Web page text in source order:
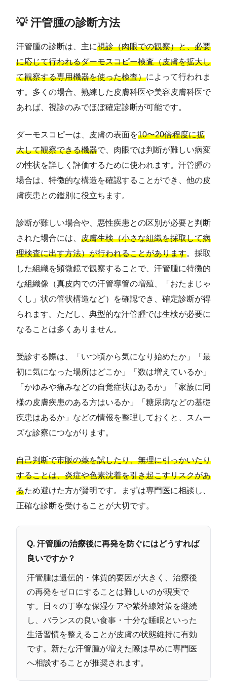
💡 汗管腫の診断方法
汗管腫の診断は、主に視診（肉眼での観察）と、必要
に応じて行われるダーモスコピー検査（皮膚を拡大し
て観察する専用機器を使った検査）によって行われま
す。多くの場合、熟練した皮膚科医や美容皮膚科医で
あれば、視診のみでほぼ確定診断が可能です。
ダーモスコピーは、皮膚の表面を10〜20倍程度に拡
大して観察できる機器で、肉眼では判断が難しい病変
の性状を詳しく評価するために使われます。汗管腫の
場合は、特徴的な構造を確認することができ、他の皮
膚疾患との鑑別に役立ちます。
診断が難しい場合や、悪性疾患との区別が必要と判断
された場合には、 皮膚生検（小さな組織を採取して病
理検査に出す方法）が行われることがあります。採取
した組織を顕微鏡で観察することで、汗管腫に特徴的
な組織像（真皮内での汗管導管の増殖、「おたまじゃ
くし」状の管状構造など）を確認でき、確定診断が得
られます。ただし、典型的な汗管腫では生検が必要に
なることは多くありません。
受診する際は、「いつ頃から気になり始めたか」「最
初に気になった場所はどこか」「数は増えているか」
「かゆみや痛みなどの自覚症状はあるか」「家族に同
様の皮膚疾患のある方はいるか」「糖尿病などの基礎
疾患はあるか」などの情報を整理しておくと、スムー
ズな診察につながります。
自己判断で市販の薬を試したり、無理に引っかいたり
することは、炎症や色素沈着を引き起こすリスクがあ
るため避けた方が賢明です。まずは専門医に相談し、
正確な診断を受けることが大切です。
Q. 汗管腫の治療後に再発を防ぐにはどうすれば
良いですか？
汗管腫は遺伝的・体質的要因が大きく、治療後
の再発をゼロにすることは難しいのが現実で
す。日々の丁寧な保湿ケアや紫外線対策を継続
し、バランスの良い食事・十分な睡眠といった
生活習慣を整えることが皮膚の状態維持に有効
です。新たな汗管腫が増えた際は早めに専門医
へ相談することが推奨されます。